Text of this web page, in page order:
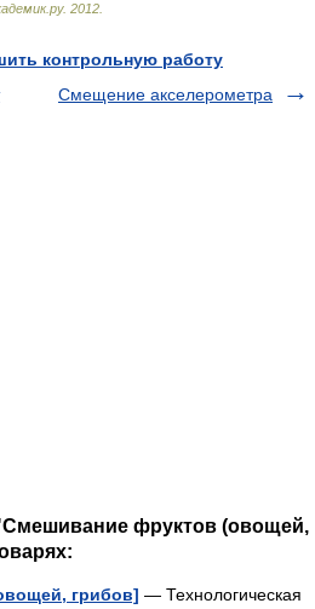
. 2012
контрольную работу
Смещение акселерометра
фруктов (овощей,
грибов] — Технологическая